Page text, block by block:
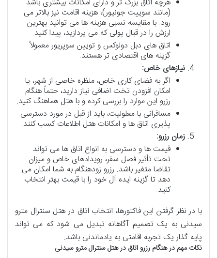
هرچه اتاق بزرگ تر و دارای امکانات بیشتری باشد
(مانند سوییت جونیور)، هزینه اقامت نیز بالاتر می
رود. با مقایسه نسبی هزینه ها می توانید بهترین
ارزش را در قبال پولی که می پردازید، پیدا کنید.
اتاق های دبل دولوکس و تویین سوپریور معمولاً
گزینه های اقتصادی تر هستند.
نیازهای خاص:
اگر به فضای کاری خاص، منظره خاصی از شهر، یا
امکان افزودن تخت اضافی نیاز دارید، حتماً هنگام
رزرو این موارد را بررسی کرده و با هتل هماهنگ کنید.
مسافرانی با معلولیت، باید از قبل در مورد دسترسی
پذیری اتاق ها و امکانات هتل اطلاعات کسب کنند.
زمان رزرو:
قیمت ها و دسترسی به انواع اتاق ها می تواند
تحت تأثیر فصل سفر، رویدادهای خاص و میزان
تقاضا متغیر باشد. رزرو زودهنگام به شما امکان می
دهد تا گزینه ایده آل خود را با قیمت بهتر انتخاب
کنید.
با در نظر گرفتن این فاکتورها، انتخاب اتاق در هتل سنترال مترو
سیدنی به یک تصمیم آگاهانه تبدیل می شود که می تواند
پایه گذار یک تجربه اقامتی به یادماندنی باشد.
نکات مهم در هنگام رزرو اتاق در هتل سنترال مترو سیدنی